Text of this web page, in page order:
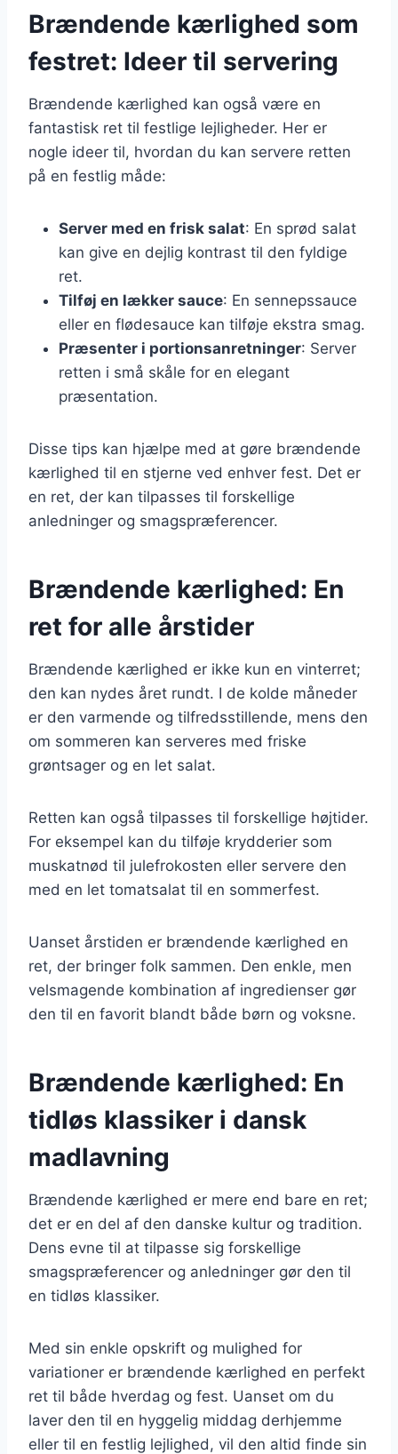
Brændende kærlighed som
festret: Ideer til servering
Brændende kærlighed kan også være en
fantastisk ret til festlige lejligheder. Her er
nogle ideer til, hvordan du kan servere retten
på en festlig måde:
Server med en frisk salat: En sprød salat
kan give en dejlig kontrast til den fyldige
ret.
Tilføj en lækker sauce: En sennepssauce
eller en flødesauce kan tilføje ekstra smag.
Præsenter i portionsanretninger: Server
retten i små skåle for en elegant
præsentation.
Disse tips kan hjælpe med at gøre brændende
kærlighed til en stjerne ved enhver fest. Det er
en ret, der kan tilpasses til forskellige
anledninger og smagspræferencer.
Brændende kærlighed: En
ret for alle årstider
Brændende kærlighed er ikke kun en vinterret;
den kan nydes året rundt. I de kolde måneder
er den varmende og tilfredsstillende, mens den
om sommeren kan serveres med friske
grøntsager og en let salat.
Retten kan også tilpasses til forskellige højtider.
For eksempel kan du tilføje krydderier som
muskatnød til julefrokosten eller servere den
med en let tomatsalat til en sommerfest.
Uanset årstiden er brændende kærlighed en
ret, der bringer folk sammen. Den enkle, men
velsmagende kombination af ingredienser gør
den til en favorit blandt både børn og voksne.
Brændende kærlighed: En
tidløs klassiker i dansk
madlavning
Brændende kærlighed er mere end bare en ret;
det er en del af den danske kultur og tradition.
Dens evne til at tilpasse sig forskellige
smagspræferencer og anledninger gør den til
en tidløs klassiker.
Med sin enkle opskrift og mulighed for
variationer er brændende kærlighed en perfekt
ret til både hverdag og fest. Uanset om du
laver den til en hyggelig middag derhjemme
eller til en festlig lejlighed, vil den altid finde sin